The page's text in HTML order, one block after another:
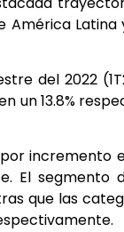
América Latina
del 2022
un 13.8%
incremento
El segmento
que las